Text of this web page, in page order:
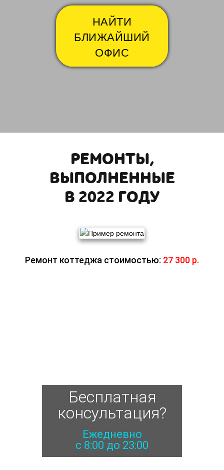
НАЙТИ
БЛИЖАЙШИЙ
ОФИС
РЕМОНТЫ,
ВЫПОЛНЕННЫЕ
В 2022 ГОДУ
Ремонт коттеджа стоимостью: 27 300 р.
Бесплатная
консультация?
Ежедневно
с 8:00 до 23:00